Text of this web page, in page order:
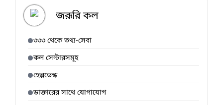
জরূরি কল
৩৩৩ থেকে তথ্য-সেবা
কল সেন্টারসমূহ
হেল্পডেস্ক
ডাক্তারের সাথে যোগাযোগ